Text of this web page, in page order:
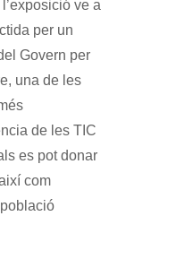
ve a
per un
Govern per
una de les
de les TIC
es pot donar
com